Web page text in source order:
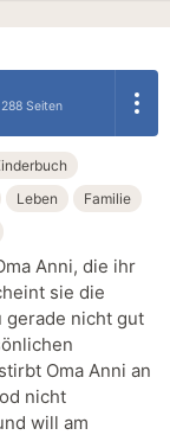
288 Seiten
Leben
Familie
Anni, die ihr
sie die
gerade nicht gut
Oma Anni an
nicht
will am